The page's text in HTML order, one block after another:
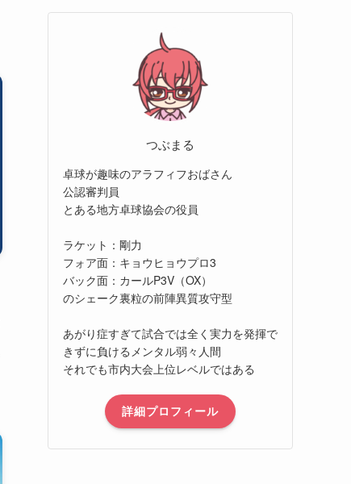
つぶまる
卓球が趣味のアラフィフおばさん
公認審判員
とある地方卓球協会の役員
ラケット：剛力
フォア面：キョウヒョウプロ3
バック面：カールP3V（OX）
のシェーク裏粒の前陣異質攻守型
あがり症すぎて試合では全く実力を発揮で
きずに負けるメンタル弱々人間
それでも市内大会上位レベルではある
詳細プロフィール